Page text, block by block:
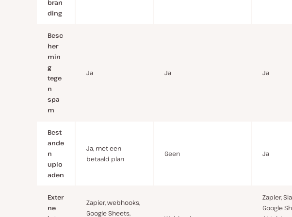
bran
ding
Besc
her
min
g
tege
n
spa
m
Ja Ja Ja
Best
ande
n
uplo
aden
Ja, met een
betaald plan
Geen Ja
Exter
ne
Zapier, webhooks,
Google Sheets,
Zapier,
Google